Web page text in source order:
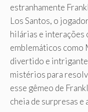
estranhamente
Los Santos, o
hilárias e interações
emblemáticos como
divertido e
mistérios para
esse gêmeo de
cheia de surpresas e